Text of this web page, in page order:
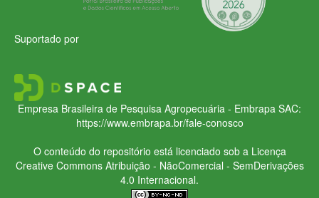
Suportado por
Empresa Brasileira de Pesquisa Agropecuária - Embrapa SAC:
https://www.embrapa.br/fale-conosco
O conteúdo do repositório está licenciado sob a Licença
Creative CommonsAtribuição - NãoComercial - SemDerivações
4.0 Internacional.